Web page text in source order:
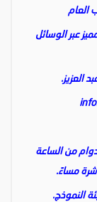
العام
عبر الوسائل
العزيز.
من الساعة
مساءً.
النموذج.